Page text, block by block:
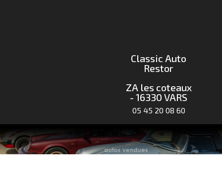
Classic Auto
Restor
ZA les coteaux
- 16330 VARS
05 45 20 08 60